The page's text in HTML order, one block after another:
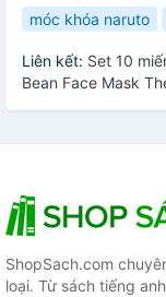
móc khóa naruto
Liên kết: Set 10
Bean Face Mask
ShopSach.com
loại. Từ sách tiếng